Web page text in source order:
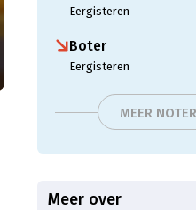
Eergisteren
Boter
Eergisteren
MEER
Meer over